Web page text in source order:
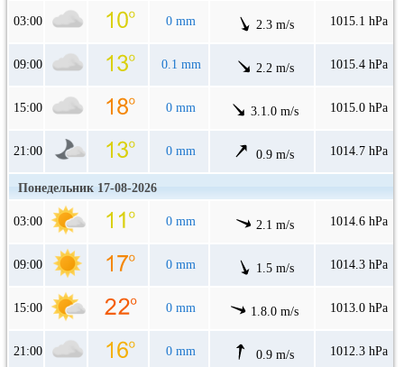
03:00 0 mm 2.3 m/s 1015.1 hPa
09:00 0.1 mm 2.2 m/s 1015.4 hPa
15:00 0 mm 3.1.0 m/s 1015.0 hPa
21:00 0 mm 0.9 m/s 1014.7 hPa
Понедельник 17-08-2026
03:00 0 mm 2.1 m/s 1014.6 hPa
09:00 0 mm 1.5 m/s 1014.3 hPa
15:00 0 mm 1.8.0 m/s 1013.0 hPa
21:00 0 mm 0.9 m/s 1012.3 hPa